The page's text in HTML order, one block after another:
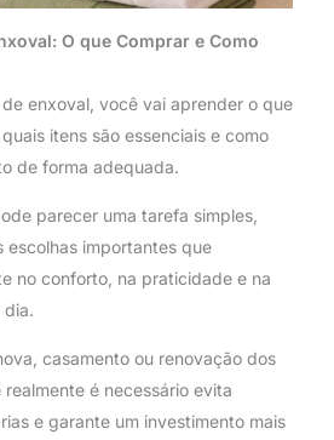
O que Comprar e Como
enxoval, você vai aprender o que
itens são essenciais e como
de forma adequada.
parecer uma tarefa simples,
escolhas importantes que
no conforto, na praticidade e na
dia.
casamento ou renovação dos
é necessário evita
e garante um investimento mais